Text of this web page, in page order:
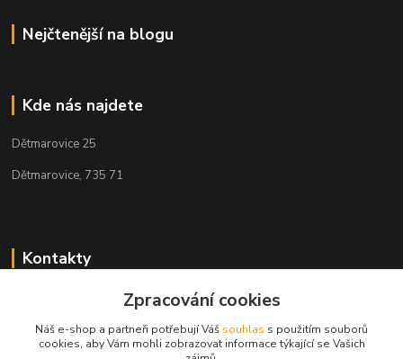
Nejčtenější na blogu
Kde nás najdete
Dětmarovice 25
Dětmarovice, 735 71
Kontakty
+420 731 444 327
obchod@volak.net
Zpracování cookies
Náš e-shop a partneři potřebují Váš souhlas s použitím souborů
cookies, aby Vám mohli zobrazovat informace týkající se Vašich